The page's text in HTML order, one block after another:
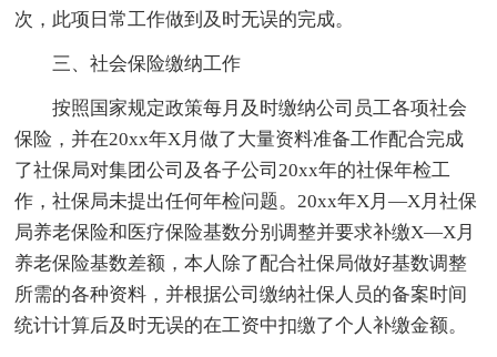
次，此项日常工作做到及时无误的完成。
三、社会保险缴纳工作
按照国家规定政策每月及时缴纳公司员工各项社会
保险，并在20xx年X月做了大量资料准备工作配合完成
了社保局对集团公司及各子公司20xx年的社保年检工
作，社保局未提出任何年检问题。20xx年X月—X月社保
局养老保险和医疗保险基数分别调整并要求补缴X—X月
养老保险基数差额，本人除了配合社保局做好基数调整
所需的各种资料，并根据公司缴纳社保人员的备案时间
统计计算后及时无误的在工资中扣缴了个人补缴金额。